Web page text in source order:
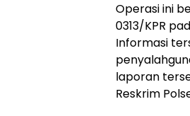
Operasi ini
0313/KPR
Informasi
laporan
Reskrim